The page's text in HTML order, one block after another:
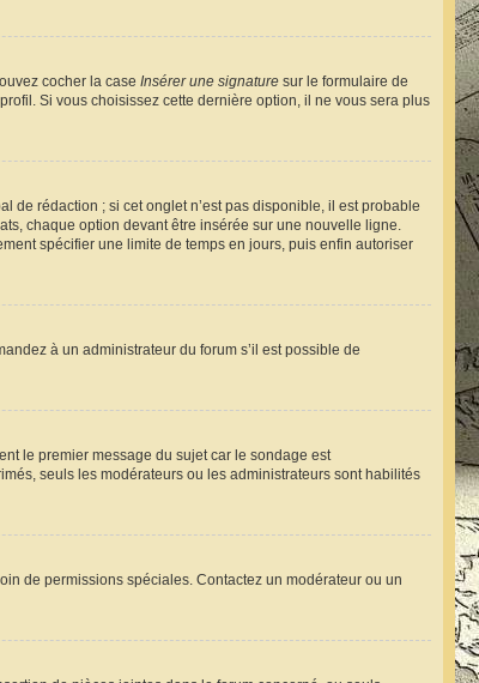
cocher la case Insérer une signature sur le formulaire de
Si vous choisissez cette dernière option, il ne vous sera plus
de rédaction ; si cet onglet n’est pas disponible, il est probable
chaque option devant être insérée sur une nouvelle ligne.
spécifier une limite de temps en jours, puis enfin autoriser
à un administrateur du forum s’il est possible de
le premier message du sujet car le sondage est
seuls les modérateurs ou les administrateurs sont habilités
de permissions spéciales. Contactez un modérateur ou un